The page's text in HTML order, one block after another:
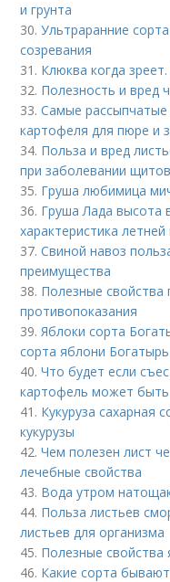
и грунта
30.Ультраранние
созревания
31. Клюква когда
32. Полезность и вред
33.Самые
картофеля для пюре и
34. Польза и вред
при заболевании
35. Груша любимица
36. Груша Лада высота
характеристика
37.Свиной навоз
преимущества
38. Полезные свойства
противопоказания
39.Яблоки сорта
сорта яблони Богатырь
40.Что будет если
картофель может
41. Кукуруза сахарная
кукурузы
42.Чем полезен лист
лечебные свойства
43. Вода утром
44. Польза листьев
листьев для организма
45. Полезные свойства
46. Какие сорта